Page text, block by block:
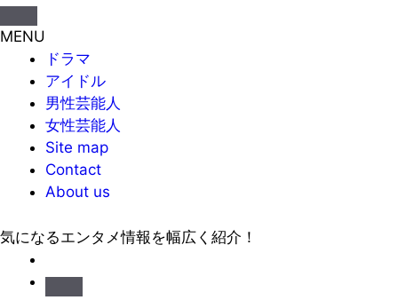
MENU
ドラマ
アイドル
男性芸能人
女性芸能人
Site map
Contact
About us
気になるエンタメ情報を幅広く紹介！